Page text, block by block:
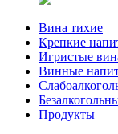
Вина тихие
Крепкие
Игристые
Винные
Продукты